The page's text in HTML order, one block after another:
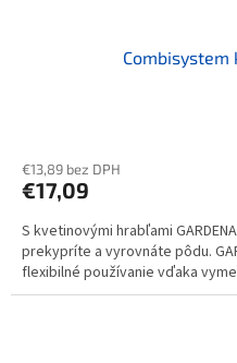
Combisystem
€13,89 bez DPH
€17,09
S kvetinovými hrabľami
prekypríte a vyrovnáte pôdu.
flexibilné používanie vďaka